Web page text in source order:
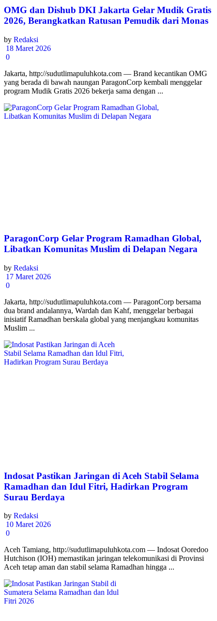
OMG dan Dishub DKI Jakarta Gelar Mudik Gratis
2026, Berangkatkan Ratusan Pemudik dari Monas
by Redaksi
18 Maret 2026
0
Jakarta, http://sudutlimapuluhkota.com — Brand kecantikan OMG
yang berada di bawah naungan ParagonCorp kembali menggelar
program Mudik Gratis 2026 bekerja sama dengan ...
ParagonCorp Gelar Program Ramadhan Global,
Libatkan Komunitas Muslim di Delapan Negara
by Redaksi
17 Maret 2026
0
Jakarta, http://sudutlimapuluhkota.com — ParagonCorp bersama
dua brand andalannya, Wardah dan Kahf, menggelar berbagai
inisiatif Ramadhan berskala global yang menjangkau komunitas
Muslim ...
Indosat Pastikan Jaringan di Aceh Stabil Selama
Ramadhan dan Idul Fitri, Hadirkan Program
Surau Berdaya
by Redaksi
10 Maret 2026
0
Aceh Tamiang, http://sudutlimapuluhkota.com — Indosat Ooredoo
Hutchison (IOH) memastikan jaringan telekomunikasi di Provinsi
Aceh tetap aman dan stabil selama Ramadhan hingga ...